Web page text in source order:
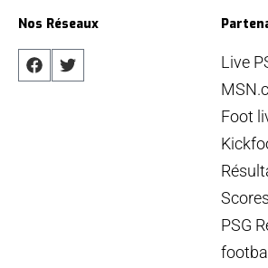
Nos Réseaux
Live
Foot
PSG